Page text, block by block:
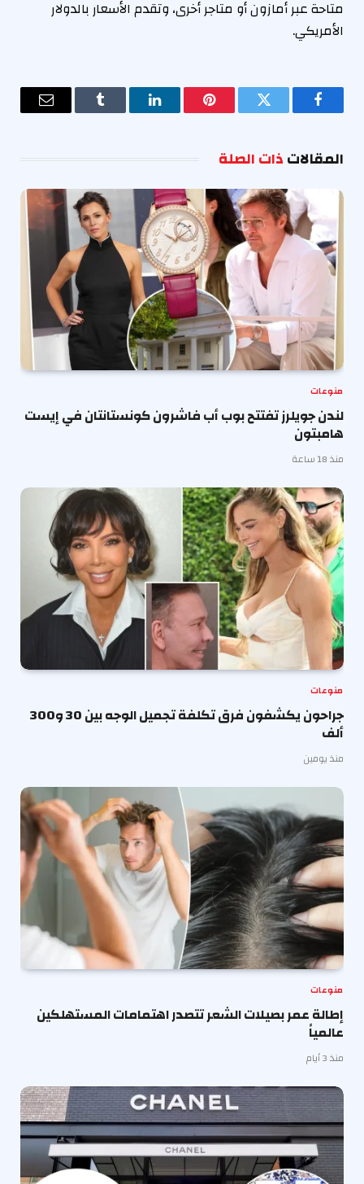
متاحة عبر أمازون أو متاجر أخرى، وتقدم الأسعار بالدولار
الأمريكي.
فيسبوك تويتر بينتيريستلينكدإن Tumblr
البريد
المقالاتذات الصلة
منوعات
لندن جويلرز تفتتح بوب أب فاشرون كونستانتان في إيست
هامبتون
منذ 18 ساعة
منوعات
جراحون يكشفون فرق تكلفة تجميل الوجه بين 30 و300
ألف
منذ يومين
منوعات
إطالة عمر بصيلات الشعر تتصدر اهتمامات المستهلكين
عالمياً
منذ 3 أيام